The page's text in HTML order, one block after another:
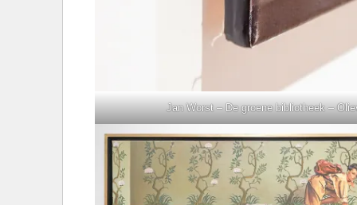
Jan Worst – De groene bibliotheek –